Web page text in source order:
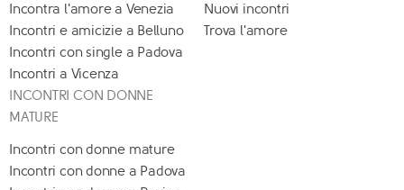
Incontra l'amore a Venezia
Incontri e amicizie a Belluno
Incontri con single a Padova
Incontri a Vicenza
Nuovi incontri
Trova l'amore
INCONTRI CON DONNE
MATURE
Incontri con donne mature
Incontri con donne a Padova